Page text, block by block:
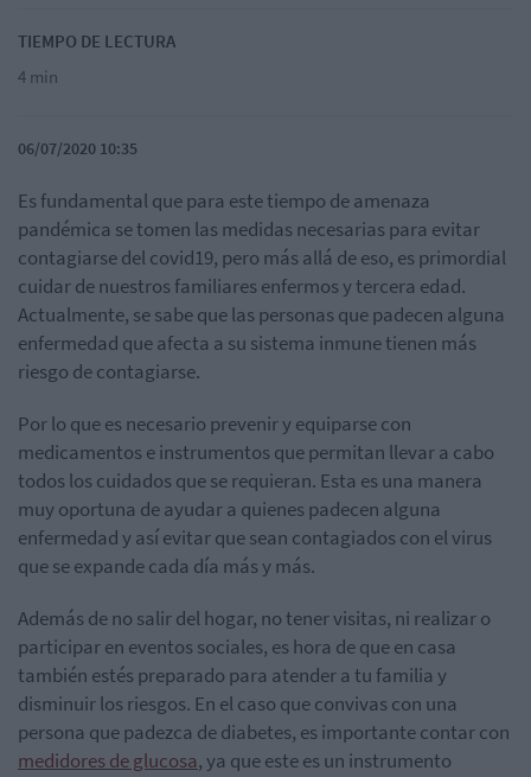
TIEMPO DE LECTURA
4 min
06/07/2020 10:35
Es fundamental que para este tiempo de amenaza
pandémica se tomen las medidas necesarias para evitar
contagiarse del covid19, pero más allá de eso, es primordial
cuidar de nuestros familiares enfermos y tercera edad.
Actualmente, se sabe que las personas que padecen alguna
enfermedad que afecta a su sistema inmune tienen más
riesgo de contagiarse.
Por lo que es necesario prevenir y equiparse con
medicamentos e instrumentos que permitan llevar a cabo
todos los cuidados que se requieran. Esta es una manera
muy oportuna de ayudar a quienes padecen alguna
enfermedad y así evitar que sean contagiados con el virus
que se expande cada día más y más.
Además de no salir del hogar, no tener visitas, ni realizar o
participar en eventos sociales, es hora de que en casa
también estés preparado para atender a tu familia y
disminuir los riesgos. En el caso que convivas con una
persona que padezca de diabetes, es importante contar con
medidores de glucosa, ya que este es un instrumento